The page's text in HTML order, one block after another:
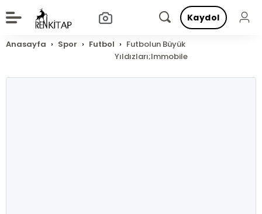
Kaydol
Anasayfa Spor Futbol
Futbolun Büyük
Yıldızları;Immobile